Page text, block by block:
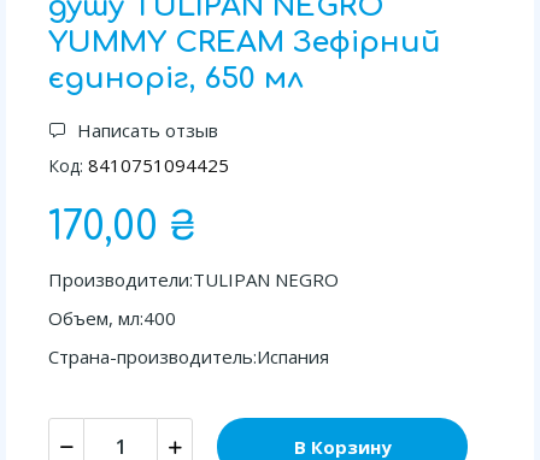
душу TULIPAN NEGRO
YUMMY CREAM Зефірний
єдиноріг, 650 мл
Написать отзыв
Код: 8410751094425
170,00 ₴
Производители:TULIPAN NEGRO
Объем, мл:400
Страна-производитель:Испания
В Корзину